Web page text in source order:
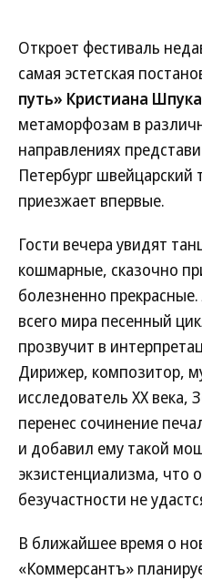
Откроет фестиваль
самая эстетская
путь» Кристиана Шпука
метаморфозам в
направлениях
Петербург
приезжает впервые.
Гости вечера увидят
кошмарные, сказочно
болезненно
всего мира песенный
прозвучит в
Дирижер, композитор,
исследователь XX века,
перенес сочинение
и добавил ему такой
экзистенциализма, что
безучастности не
В ближайшее время о
«Коммерсантъ»